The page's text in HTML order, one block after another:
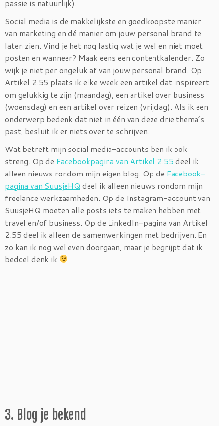
passie is natuurlijk).
Social media is de makkelijkste en goedkoopste manier
van marketing en dé manier om jouw personal brand te
laten zien. Vind je het nog lastig wat je wel en niet moet
posten en wanneer? Maak eens een contentkalender. Zo
wijk je niet per ongeluk af van jouw personal brand. Op
Artikel 2.55 plaats ik elke week een artikel dat inspireert
om gelukkig te zijn (maandag), een artikel over business
(woensdag) en een artikel over reizen (vrijdag). Als ik een
onderwerp bedenk dat niet in één van deze drie thema’s
past, besluit ik er niets over te schrijven.
Wat betreft mijn social media-accounts ben ik ook
streng. Op de Facebookpagina van Artikel 2.55 deel ik
alleen nieuws rondom mijn eigen blog. Op de Facebook-
pagina van SuusjeHQ deel ik alleen nieuws rondom mijn
freelance werkzaamheden. Op de Instagram-account van
SuusjeHQ moeten alle posts iets te maken hebben met
travel en/of business. Op de LinkedIn-pagina van Artikel
2.55 deel ik alleen de samenwerkingen met bedrijven. En
zo kan ik nog wel even doorgaan, maar je begrijpt dat ik
bedoel denk ik
3. Blog je bekend